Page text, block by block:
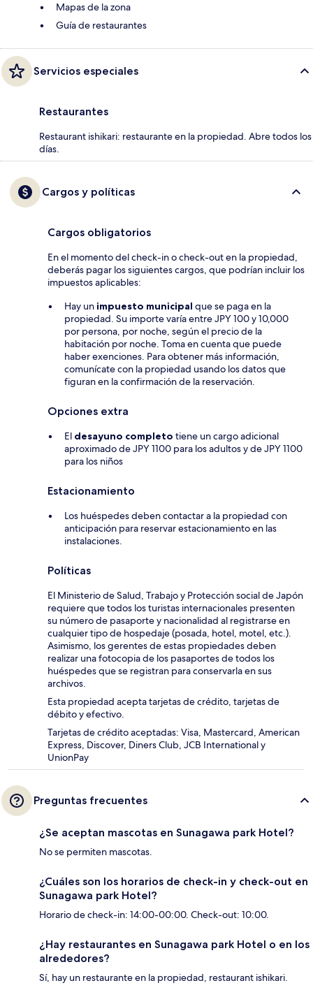
Mapas de la zona
Guía de restaurantes
Servicios especiales
Restaurantes
Restaurant ishikari: restaurante en la propiedad. Abre todos los
días.
Cargos y políticas
Cargos obligatorios
En el momento del check-in o check-out en la propiedad,
deberás pagar los siguientes cargos, que podrían incluir los
impuestos aplicables:
Hay unimpuesto municipal que se paga en la
propiedad. Su importe varía entre JPY 100 y 10,000
por persona, por noche, según el precio de la
habitación por noche. Toma en cuenta que puede
haber exenciones. Para obtener más información,
comunícate con la propiedad usando los datos que
figuran en la confirmación de la reservación.
Opciones extra
El desayuno completo tiene un cargo adicional
aproximado de JPY 1100 para los adultos y de JPY 1100
para los niños
Estacionamiento
Los huéspedes deben contactar a la propiedad con
anticipación para reservar estacionamiento en las
instalaciones.
Políticas
El Ministerio de Salud, Trabajo y Protección social de Japón
requiere que todos los turistas internacionales presenten
su número de pasaporte y nacionalidad al registrarse en
cualquier tipo de hospedaje (posada, hotel, motel, etc.).
Asimismo, los gerentes de estas propiedades deben
realizar una fotocopia de los pasaportes de todos los
huéspedes que se registran para conservarla en sus
archivos.
Esta propiedad acepta tarjetas de crédito, tarjetas de
débito y efectivo.
Tarjetas de crédito aceptadas: Visa, Mastercard, American
Express, Discover, Diners Club, JCB International y
UnionPay
Preguntas frecuentes
¿Se aceptan mascotas en Sunagawa park Hotel?
No se permiten mascotas.
¿Cuáles son los horarios de check-in y check-out en
Sunagawa park Hotel?
Horario de check-in: 14:00-00:00. Check-out: 10:00.
¿Hay restaurantes en Sunagawa park Hotel o en los
alrededores?
Sí, hay un restaurante en la propiedad, restaurant ishikari.